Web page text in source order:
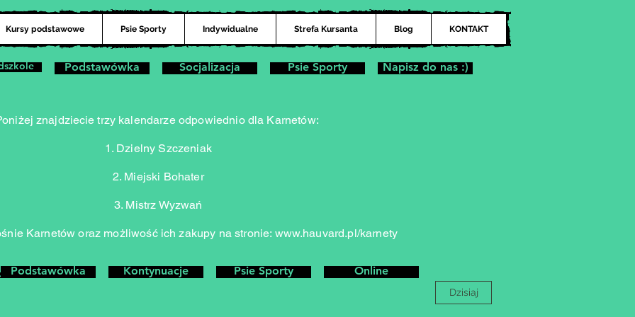
Kursy podstawowe Psie Sporty Indywidualne Strefa Kursanta Blog KONTAKT
Podstawówka Socjalizacja Psie Sporty Napisz do nas :)
znajdziecie trzy kalendarze odpowiednio dla Karnetów:
Dzielny Szczeniak
Miejski Bohater
Mistrz Wyzwań
Karnetów oraz możliwość ich zakupy na stronie: www.hauvard.pl/karnety
Dzisiaj
Podstawówka Kontynuacje Psie Sporty Online